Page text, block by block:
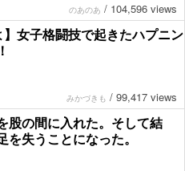
のあのあ / 104,596 views
】女子格闘技で起きたハプニン
みかづきも / 99,417 views
股の間に入れた。そして結
失うことになった。